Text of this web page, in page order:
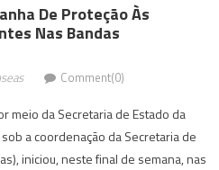
De Proteção Às
Nas Bandas
Comment(0)
meio da Secretaria de Estado da
a coordenação da Secretaria de
iniciou, neste final de semana, nas